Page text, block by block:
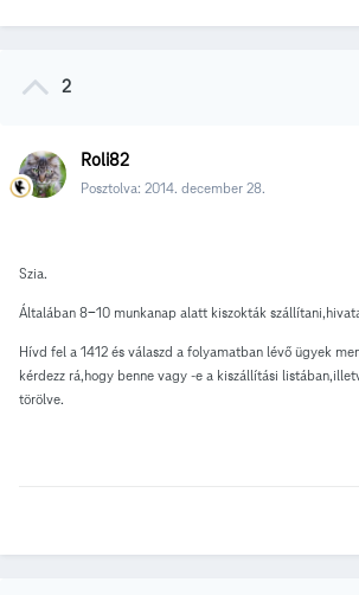
2
Roli82
Posztolva: 2014. december 28.
Szia.
Általában 8-10 munkanap alatt kiszokták
Hívd fel a 1412 és válaszd a folyamatban lévő ügyek
kérdezz rá,hogy benne vagy -e a kiszállítási
törölve.